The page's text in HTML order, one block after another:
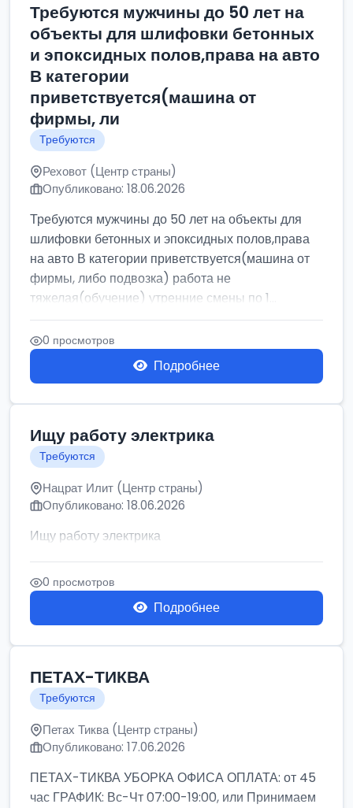
Требуются мужчины до 50 лет на
объекты для шлифовки бетонных
и эпоксидных полов,права на авто
В категории
приветствуется(машина от
фирмы, ли
Требуются
Реховот (Центр страны)
Опубликовано: 18.06.2026
Требуются мужчины до 50 лет на объекты для
шлифовки бетонных и эпоксидных полов,права
на авто В категории приветствуется(машина от
фирмы, либо подвозка) работа не
тяжелая(обучение) утренние смены по 1...
0 просмотров
Подробнее
Ищу работу электрика
Требуются
Нацрат Илит (Центр страны)
Опубликовано: 18.06.2026
Ищу работу электрика
0 просмотров
Подробнее
ПЕТАХ-ТИКВА
Требуются
Петах Тиква (Центр страны)
Опубликовано: 17.06.2026
ПЕТАХ-ТИКВА УБОРКА ОФИСА ОПЛАТА: от 45
час ГРАФИК: Вс-Чт 07:00-19:00, или Принимаем